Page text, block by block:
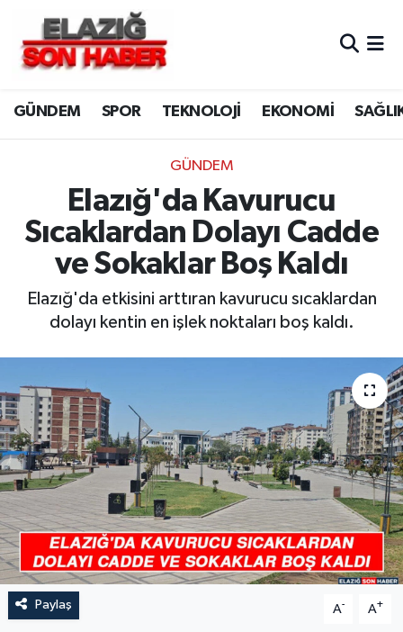
GÜNDEM SPOR TEKNOLOJİ EKONOMİ
GÜNDEM
Elazığ'da Kavurucu
Sıcaklardan Dolayı Cadde
ve Sokaklar Boş Kaldı
Elazığ'da etkisini arttıran kavurucu sıcaklardan
dolayı kentin en işlek noktaları boş kaldı.
Paylaş A- A+
CANLI YAYIN
ASAYİŞ
BİLİM VE TEKNOLOJİ
DÜNYA
EĞİTİM
EKONOMİ
GENEL
GÜNDEM
HABERDE İNSAN
KÜLTÜR-SANAT
MAGAZİN
MEDYA
Merkez Hava Durumu
Merkez Trafik Yoğunluk Haritası
Süper Lig Puan Durumu ve Fikstür
Tüm Manşetler
Son Dakika Haberleri
Haber Arşivi